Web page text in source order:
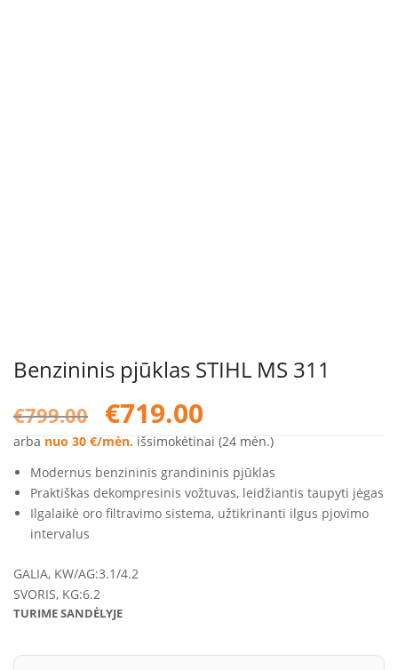
Benzininis pjūklas STIHL MS 311
€799.00
price
was:
€719.00
is:
arba nuo 30 €/mėn. išsimokėtinai (24 mėn.)
Modernus benzininis grandininis pjūklas
Praktiškas dekompresinis vožtuvas, leidžiantis taupyti jėgas
Ilgalaikė oro filtravimo sistema, užtikrinanti ilgus pjovimo
intervalus
GALIA, KW/AG:3.1/4.2
SVORIS, KG:6.2
TURIME SANDĖLYJE